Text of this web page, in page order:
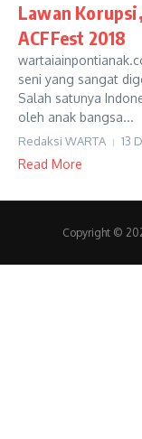
Lawan
ACFFest 2018
seni yang sangat
Salah satunya
oleh anak bangsa...
Redaksi WARTA 13
Read More
Copyright ©